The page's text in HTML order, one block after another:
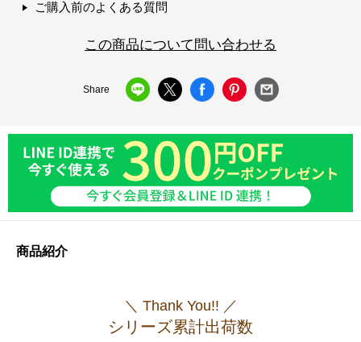
ご購入前のよくある質問
この商品について問い合わせる
Share
商品紹介
＼ Thank You!! ／
シリーズ累計出荷数